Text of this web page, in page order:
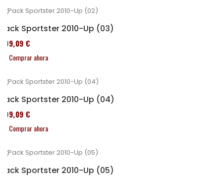
Pack Sportster 2010-Up (03)
409,09 €
Comprar ahora
Pack Sportster 2010-Up (04)
409,09 €
Comprar ahora
Pack Sportster 2010-Up (05)